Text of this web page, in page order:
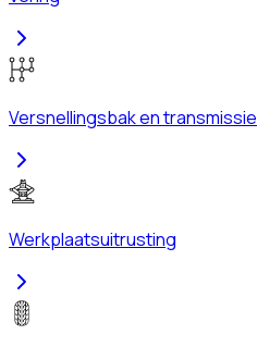
Versnellingsbak en transmissie
Werkplaatsuitrusting